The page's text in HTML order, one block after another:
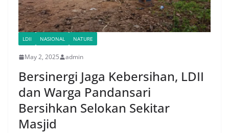
LDII NASIONAL NATURE
May 2, 2025 admin
Bersinergi Jaga Kebersihan, LDII
dan Warga Pandansari
Bersihkan Selokan Sekitar
Masjid